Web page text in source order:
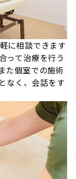
に相談できます
って治療を行う
た個室での施術
なく、会話をす